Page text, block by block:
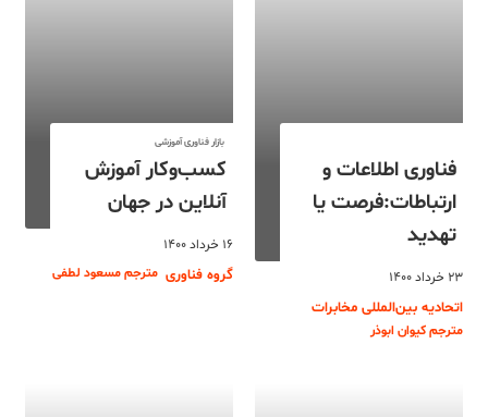
فناوری اطلاعات و
ارتباطات:فرصت یا
تهدید
۲۳ خرداد ۱۴۰۰
اتحادیه بین‌المللی مخابرات
مترجم کیوان ابوذر
بازار فناوری آموزشی
کسب‌وکار آموزش
آنلاین در جهان
۱۶ خرداد ۱۴۰۰
گروه فناوری مترجم مسعود لطفی